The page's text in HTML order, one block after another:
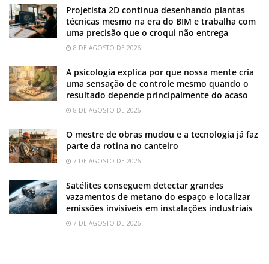
Projetista 2D continua desenhando plantas
técnicas mesmo na era do BIM e trabalha com
uma precisão que o croqui não entrega
8 DE AGOSTO DE 2026
A psicologia explica por que nossa mente cria
uma sensação de controle mesmo quando o
resultado depende principalmente do acaso
8 DE AGOSTO DE 2026
O mestre de obras mudou e a tecnologia já faz
parte da rotina no canteiro
7 DE AGOSTO DE 2026
Satélites conseguem detectar grandes
vazamentos de metano do espaço e localizar
emissões invisíveis em instalações industriais
7 DE AGOSTO DE 2026